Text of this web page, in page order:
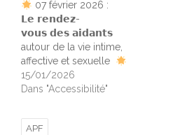
07 février 2026 :
𝗟𝗲 𝗿𝗲𝗻𝗱𝗲𝘇-
𝘃𝗼𝘂𝘀 𝗱𝗲𝘀 𝗮𝗶𝗱𝗮𝗻𝘁𝘀
autour de la vie intime,
affective et sexuelle
15/01/2026
Dans "Accessibilité"
APF